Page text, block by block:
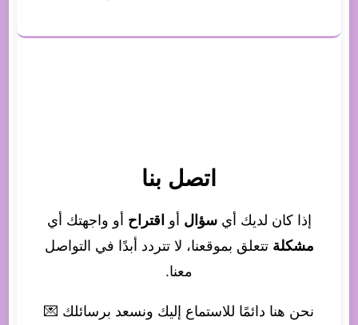
اتصل بنا
إذا كان لديك أيسؤال أو اقتراح أو واجهتك أي
مشكلة تتعلق بموقعنا، لا تتردد أبدًا في التواصل
معنا.
نحن هنا دائمًا للاستماع إليك ونسعد برسائلك 💌